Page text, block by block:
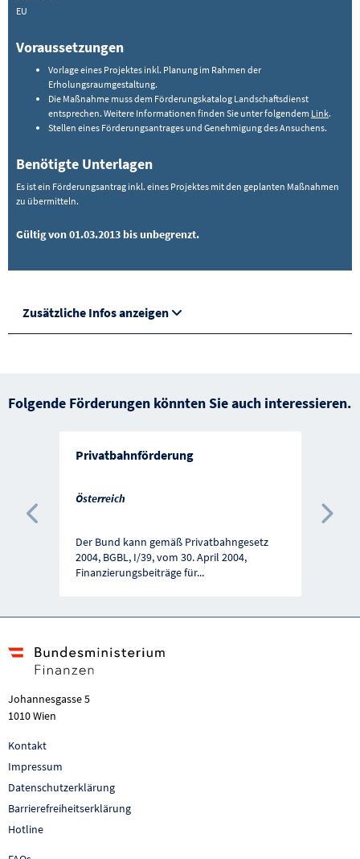
EU
Voraussetzungen
Vorlage eines Projektes inkl. Planung im Rahmen der
Erholungsraumgestaltung.
Die Maßnahme muss dem Förderungskatalog Landschaftsdienst
entsprechen. Weitere Informationen finden Sie unter folgendem Link.
Stellen eines Förderungsantrages und Genehmigung des Ansuchens.
Benötigte Unterlagen
Es ist ein Förderungsantrag inkl. eines Projektes mit den geplanten Maßnahmen
zu übermitteln.
Gültig von 01.03.2013 bis unbegrenzt.
Zusätzliche Infos anzeigen
Folgende Förderungen könnten Sie auch interessieren.
Privatbahnförderung
Österreich
Der Bund kann gemäß Privatbahngesetz
2004, BGBL, I/39, vom 30. April 2004,
Finanzierungsbeiträge für...
Vorherige Förderung
Johannesgasse 5
1010 Wien
Kontakt
Impressum
Datenschutzerklärung
Barrierefreiheitserklärung
Hotline